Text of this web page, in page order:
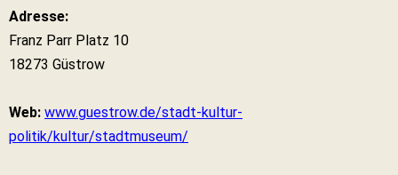
Adresse:
Franz Parr Platz 10
18273 Güstrow
Web: www.guestrow.de/stadt-kultur-
politik/kultur/stadtmuseum/